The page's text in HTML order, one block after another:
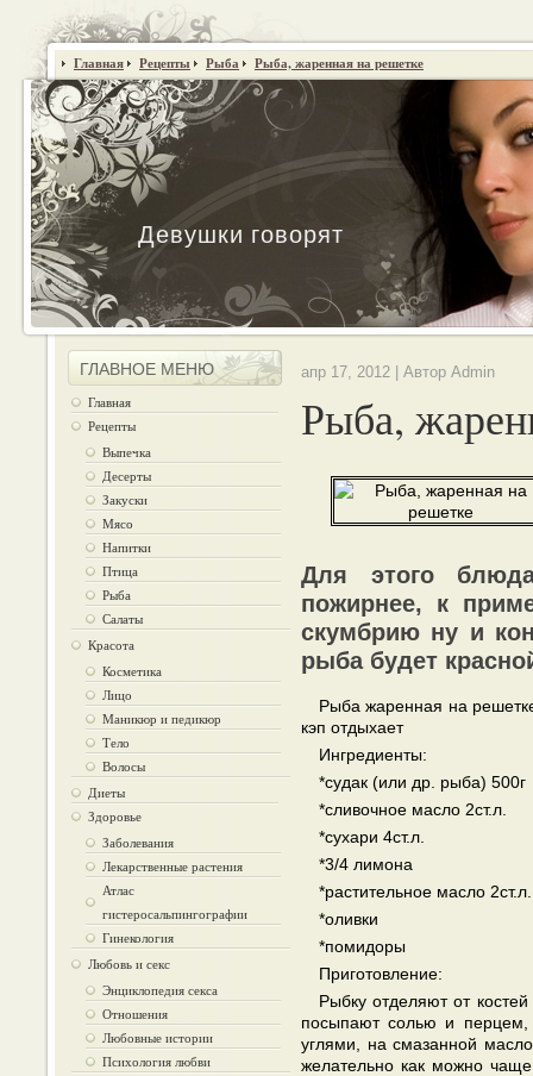
Главная Рецепты Рыба Рыба, жаренная на решетке
Девушки говорят
ГЛАВНОЕ МЕНЮ
Главная
Рецепты
Выпечка
Десерты
Закуски
Мясо
Напитки
Птица
Рыба
Салаты
Красота
Косметика
Лицо
Маникюр и педикюр
Тело
Волосы
Диеты
Здоровье
Заболевания
Лекарственные растения
Атлас
гистеросальпингографии
Гинекология
Любовь и секс
Энциклопедия секса
Отношения
Любовные истории
Психология любви
апр 17, 2012 | Автор Admin
Рыба,
Для этого
пожирнее, к
скумбрию ну и
рыба будет
Рыба жаренная на
кэп отдыхает
Ингредиенты:
*судак (или др. рыба) 500г
*сливочное масло 2ст.л.
*сухари 4ст.л.
*3/4 лимона
*растительное масло 2ст.л.
*оливки
*помидоры
Приготовление:
Рыбку отделяют от
посыпают солью и
углями, на смазанной
желательно как можно